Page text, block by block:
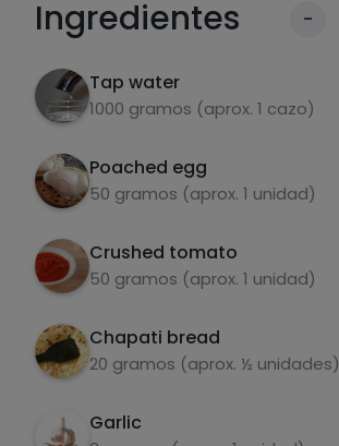
Ingredientes -
Tap water
1000 gramos (aprox. 1 cazo)
Poached egg
50 gramos (aprox. 1 unidad)
Crushed tomato
50 gramos (aprox. 1 unidad)
Chapati bread
20 gramos (aprox. ½ unidades)
Garlic